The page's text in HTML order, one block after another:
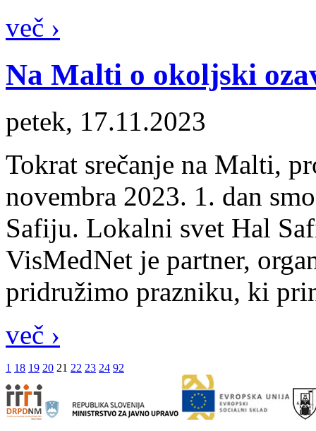
več ›
Na Malti o okoljski
petek, 17.11.2023
Tokrat srečanje na Malti,
novembra 2023. 1. dan
Safiju. Lokalni svet Hal
VisMedNet je partner,
pridružimo prazniku, ki
več ›
1 18 19 20 21 22 23 24 92